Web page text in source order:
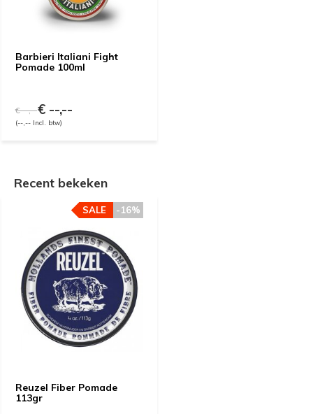
Barbieri Italiani Fight
Pomade 100ml
€ --,--€ --,--
(--,-- Incl. btw)
Recent bekeken
Reuzel Fiber Pomade
113gr
-16%
SALE